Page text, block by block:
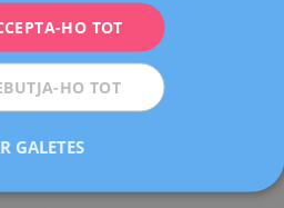
en Avaluació de Serveis Sanitaris.
Formació Mèdica Continuada.
Qualitat.
Clínica.
Mèdica.
d'alumnes de Documentació
HO TOT
HO TOT
GALETES